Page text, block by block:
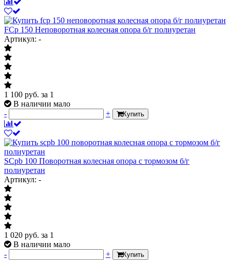
FCp 150 Неповоротная колесная опора б/г полиуретан
Артикул: -
1 100 руб. за 1
В наличии мало
-
+ Купить
SCpb 100 Поворотная колесная опора с тормозом б/г
полиуретан
Артикул: -
1 020 руб. за 1
В наличии мало
-
+ Купить